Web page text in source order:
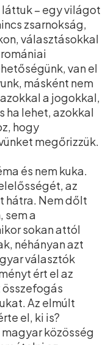
– egy világot
zsarnokság,
választásokkal
van el
másként nem
a jogokkal,
ha lehet, azokkal
hogy
megőrizzük.
és nem kuka.
az
hátra. Nem dőlt
sem a
sokan attól
néhányan azt
választók
ért el az
összefogás
Az elmúlt
el, ki is?
magyar közösség